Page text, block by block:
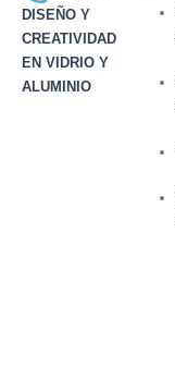
DISEÑO Y
CREATIVIDAD
EN VIDRIO Y
ALUMINIO